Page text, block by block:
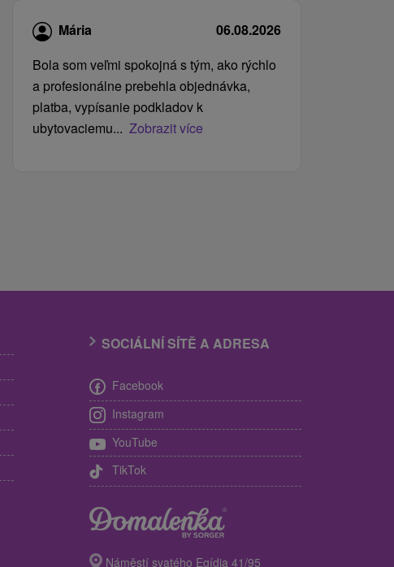
Mária
06.08.2026
Bola som veľmi spokojná s tým, ako rýchlo
a profesionálne prebehla objednávka,
platba, vypísanie podkladov k
ubytovaciemu... Zobrazit více
SOCIÁLNÍ SÍTĚ A ADRESA
Facebook
Instagram
YouTube
TikTok
Náměstí svatého Egídia 41/95